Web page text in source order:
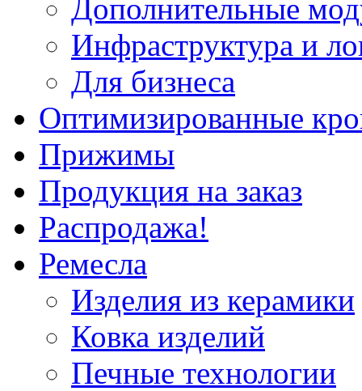
Дополнительные
Инфраструктура и
Для бизнеса
Оптимизированные
Прижимы
Продукция на заказ
Распродажа!
Ремесла
Изделия из керамики
Ковка изделий
Печные технологии